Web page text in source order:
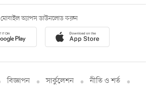
মোবাইল অ্যাপস ডাউনলোড করুন
বিজ্ঞাপন সার্কুলেশন নীতি ও শর্ত